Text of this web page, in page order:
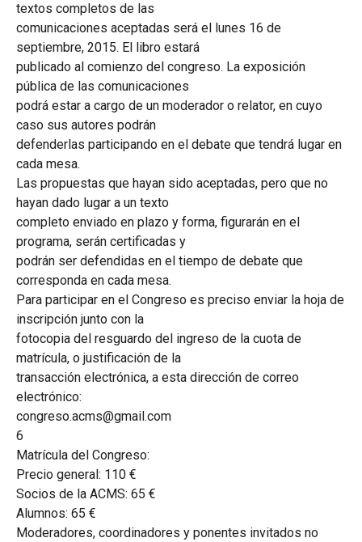
textos completos de las
comunicaciones aceptadas será el lunes 16 de
septiembre, 2015. El libro estará
publicado al comienzo del congreso. La exposición
pública de las comunicaciones
podrá estar a cargo de un moderador o relator, en cuyo
caso sus autores podrán
defenderlas participando en el debate que tendrá lugar en
cada mesa.
Las propuestas que hayan sido aceptadas, pero que no
hayan dado lugar a un texto
completo enviado en plazo y forma, figurarán en el
programa, serán certificadas y
podrán ser defendidas en el tiempo de debate que
corresponda en cada mesa.
Para participar en el Congreso es preciso enviar la hoja de
inscripción junto con la
fotocopia del resguardo del ingreso de la cuota de
matrícula, o justificación de la
transacción electrónica, a esta dirección de correo
electrónico:
congreso.acms@gmail.com
6
Matrícula del Congreso:
Precio general: 110 €
Socios de la ACMS: 65 €
Alumnos: 65 €
Moderadores, coordinadores y ponentes invitados no